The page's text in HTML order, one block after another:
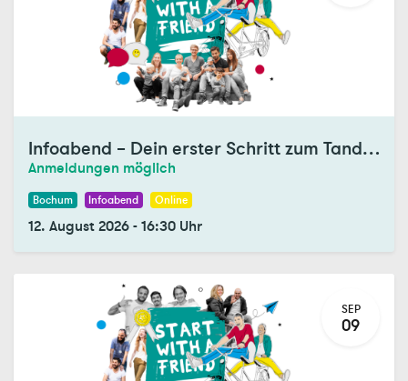
Infoabend – Dein erster Schritt zum Tandem
Anmeldungen möglich
Bochum Infoabend Online
12. August 2026-16:30 Uhr
SEP
09